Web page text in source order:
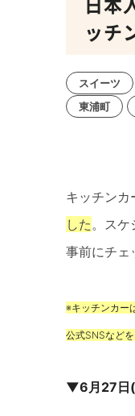
ッチ
スイーツ
東浦町
キッチンカ
した。スケ
事前にチェ
※キッチンカー
公式SNSなど
▼6月27日(